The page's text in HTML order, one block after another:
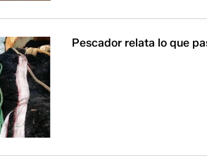
Pescador relata lo que